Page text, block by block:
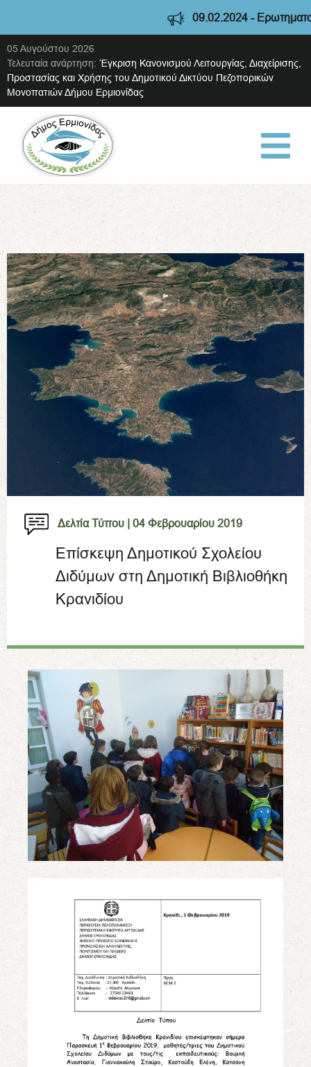
09.02.2024 -
05 Αυγούστου 2026
Τελευταία ανάρτηση: Έγκριση Κανονισμού Λειτουργίας, Διαχείρισης,
Προστασίας και Χρήσης του Δημοτικού Δικτύου Πεζοπορικών
Μονοπατιών Δήμου Ερμιονίδας
Δελτία Τύπου | 04 Φεβρουαρίου 2019
Επίσκεψη Δημοτικού Σχολείου
Διδύμων στη Δημοτική Βιβλιοθήκη
Κρανιδίου